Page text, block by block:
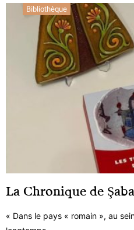
Bibliothèque
La Chronique de
« Dans le pays « romain », au